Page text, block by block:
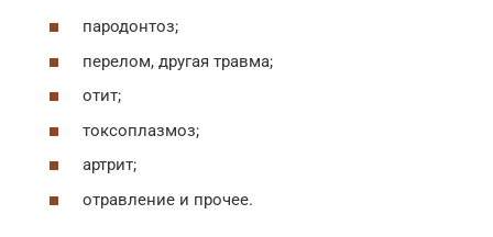
пародонтоз;
перелом, другая травма;
отит;
токсоплазмоз;
артрит;
отравление и прочее.